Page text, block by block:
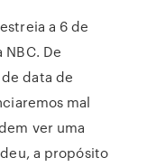
a 6 de
De
data de
mal
ver uma
a propósito